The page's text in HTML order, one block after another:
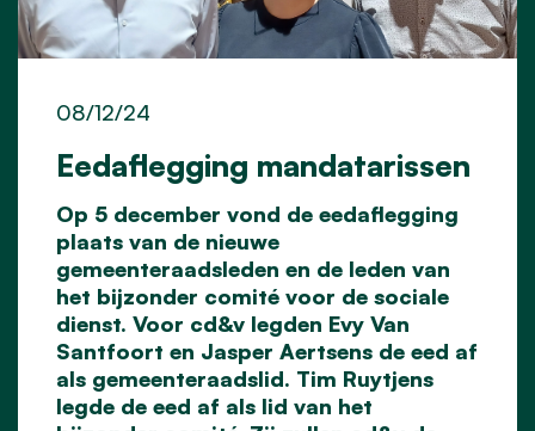
Eedaflegging mandatarissen
08/12/24
Op 5 december vond de eedaflegging
plaats van de nieuwe
gemeenteraadsleden en de leden van
het bijzonder comité voor de sociale
dienst. Voor cd&v legden Evy Van
Santfoort en Jasper Aertsens de eed af
als gemeenteraadslid. Tim Ruytjens
legde de eed af als lid van het